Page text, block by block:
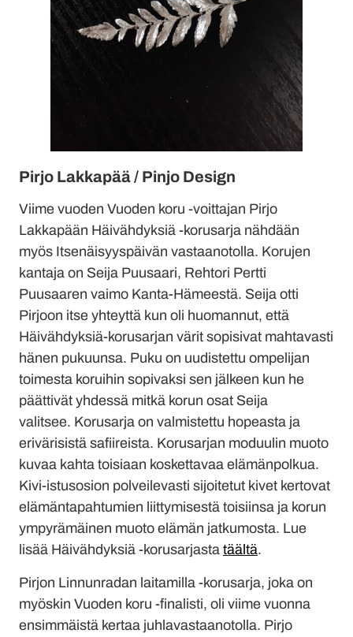
Pirjo Lakkapää / Pinjo Design
Viime vuoden Vuoden koru -voittajan Pirjo
Lakkapään Häivähdyksiä -korusarja nähdään
myös Itsenäisyyspäivän vastaanotolla. Korujen
kantaja on Seija Puusaari, Rehtori Pertti
Puusaaren vaimo Kanta-Hämeestä. Seija otti
Pirjoon itse yhteyttä kun oli huomannut, että
Häivähdyksiä-korusarjan värit sopisivat mahtavasti
hänen pukuunsa. Puku on uudistettu ompelijan
toimesta koruihin sopivaksi sen jälkeen kun he
päättivät yhdessä mitkä korun osat Seija
valitsee. Korusarja on valmistettu hopeasta ja
erivärisistä safiireista. Korusarjan moduulin muoto
kuvaa kahta toisiaan koskettavaa elämänpolkua.
Kivi-istusosion polveilevasti sijoitetut kivet kertovat
elämäntapahtumien liittymisestä toisiinsa ja korun
ympyrämäinen muoto elämän jatkumosta. Lue
lisää Häivähdyksiä -korusarjasta täältä.
Pirjon Linnunradan laitamilla -korusarja, joka on
myöskin Vuoden koru -finalisti, oli viime vuonna
ensimmäistä kertaa juhlavastaanotolla. Pirjo